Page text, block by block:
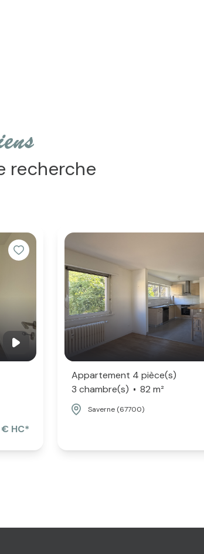
recherche
HC*
Appartement 4 pièce(s)
3 chambre(s)
82 m²
Saverne (67700)